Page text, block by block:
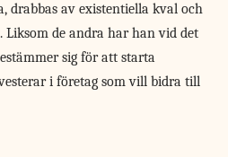
drabbas av existentiella kval och
de andra har han vid det
sig för att starta
i företag som vill bidra till